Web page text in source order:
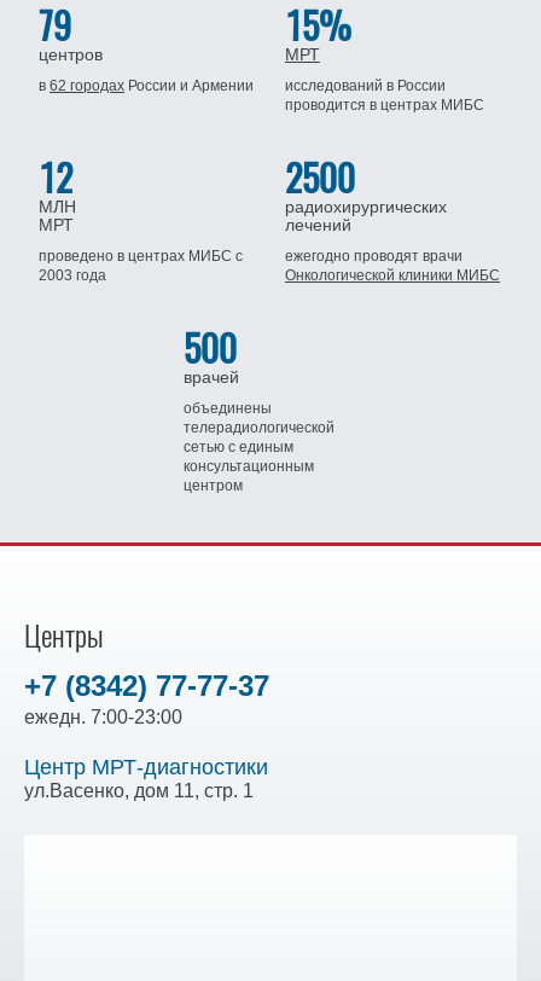
79
центров
в62 городах Россиии Армении
15%
МРТ
исследований в России
проводится в центрах МИБС
12
МЛН
МРТ
проведено в центрах МИБСс
2003 года
2500
радиохирургических
лечений
ежегодно проводят врачи
Онкологической клиники МИБС
500
врачей
объединены
телерадиологической
сетью с единым
консультационным
центром
Центры
+7 (8342) 77-77-37
ежедн. 7:00-23:00
Центр МРТ-диагностики
ул.Васенко, дом 11, стр. 1